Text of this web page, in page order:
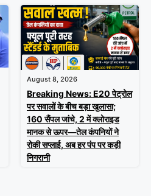
August 8, 2026
Breaking News: E20 पेट्रोल
पर सवालों के बीच बड़ा खुलासा;
160 सैंपल जांचे, 2 में क्लोराइड
मानक से ऊपर—तेल कंपनियों ने
रोकी सप्लाई, अब हर पंप पर कड़ी
निगरानी